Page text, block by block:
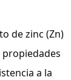
de zinc (Zn)
a la